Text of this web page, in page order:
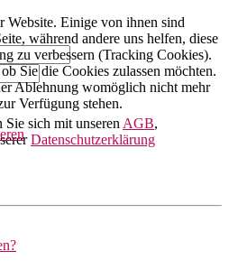
sich mit unseren AGB,
Datenschutzerklärung
Website. Einige von ihnen sind
während andere uns helfen, diese
zu verbessern (Tracking Cookies).
Sie die Cookies zulassen möchten.
Ablehnung womöglich nicht mehr
Verfügung stehen.